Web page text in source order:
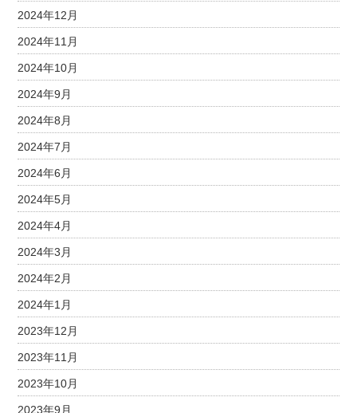
2024年12月
2024年11月
2024年10月
2024年9月
2024年8月
2024年7月
2024年6月
2024年5月
2024年4月
2024年3月
2024年2月
2024年1月
2023年12月
2023年11月
2023年10月
2023年9月